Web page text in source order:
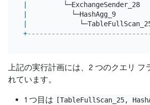
+
上記の実行計画には、2 つのクエリ フ
れています。
1 つ目は
[TableFullScan_25,